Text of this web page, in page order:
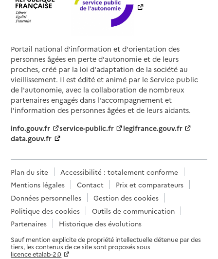
Portail national d'information et d'orientation des
personnes âgées en perte d'autonomie et de leurs
proches, créé par la loi d'adaptation de la société au
vieillissement. Il est édité et animé par le Service public
de l'autonomie, avec la collaboration de nombreux
partenaires engagés dans l'accompagnement et
l'information des personnes âgées et de leurs aidants.
info.gouv.fr
service-public.fr
legifrance.gouv.fr
data.gouv.fr
Plan du site
Accessibilité : totalement conforme
Mentions légales
Contact
Prix et comparateurs
Données personnelles
Gestion des cookies
Politique des cookies
Outils de communication
Partenaires
Historique des évolutions
Sauf mention explicite de propriété intellectuelle détenue par des
tiers, les contenus de ce site sont proposés sous
licence etalab-2.0